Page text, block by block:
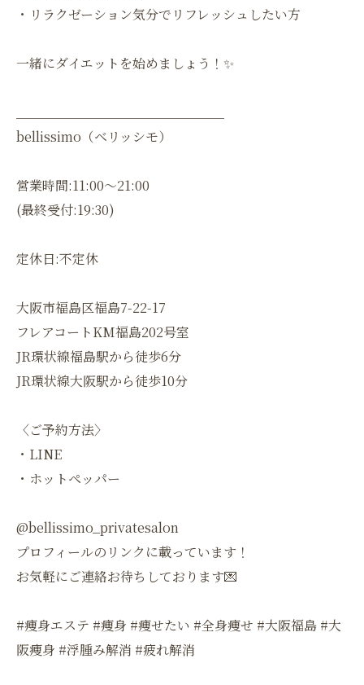
・リラクゼーション気分でリフレッシュしたい方
一緒にダイエットを始めましょう！✨
bellissimo（ベリッシモ）
営業時間:11:00〜21:00
(最終受付:19:30)
定休日:不定休
大阪市福島区福島7-22-17
フレアコートKM福島202号室
JR環状線福島駅から徒歩6分
JR環状線大阪駅から徒歩10分
〈ご予約方法〉
・LINE
・ホットペッパー
@bellissimo_privatesalon
プロフィールのリンクに載っています！
お気軽にご連絡お待ちしております💌
#痩身エステ #痩身 #痩せたい #全身痩せ #大阪福島 #大
阪痩身 #浮腫み解消 #疲れ解消